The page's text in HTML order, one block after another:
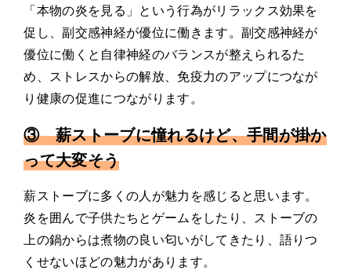
「本物の炎を見る」という行為がリラックス効果を
促し、副交感神経が優位に働きます。副交感神経が
優位に働くと自律神経のバランスが整えられるた
め、ストレスからの解放、免疫力のアップにつなが
り健康の促進につながります。
③ 薪ストーブに憧れるけど、手間が掛か
って大変そう
薪ストーブに多くの人が魅力を感じると思います。
炎を囲んで子供たちとゲームをしたり、ストーブの
上の鍋からは煮物の良い匂いがしてきたり、語りつ
くせないほどの魅力があります。